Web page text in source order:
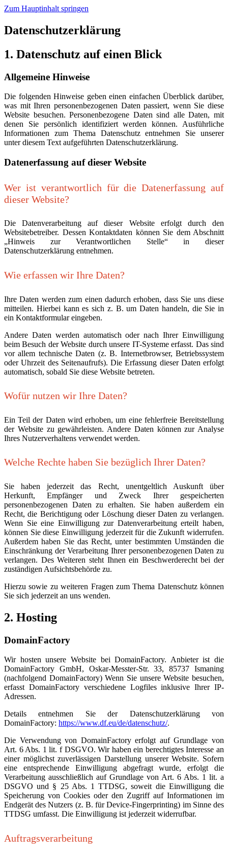
Zum Hauptinhalt springen
Datenschutz­erklärung
1. Datenschutz auf einen Blick
Allgemeine Hinweise
Die folgenden Hinweise geben einen einfachen Überblick darüber,
was mit Ihren personenbezogenen Daten passiert, wenn Sie diese
Website besuchen. Personenbezogene Daten sind alle Daten, mit
denen Sie persönlich identifiziert werden können. Ausführliche
Informationen zum Thema Datenschutz entnehmen Sie unserer
unter diesem Text aufgeführten Datenschutzerklärung.
Datenerfassung auf dieser Website
Wer ist verantwortlich für die Datenerfassung auf
dieser Website?
Die Datenverarbeitung auf dieser Website erfolgt durch den
Websitebetreiber. Dessen Kontaktdaten können Sie dem Abschnitt
„Hinweis zur Verantwortlichen Stelle“ in dieser
Datenschutzerklärung entnehmen.
Wie erfassen wir Ihre Daten?
Ihre Daten werden zum einen dadurch erhoben, dass Sie uns diese
mitteilen. Hierbei kann es sich z. B. um Daten handeln, die Sie in
ein Kontaktformular eingeben.
Andere Daten werden automatisch oder nach Ihrer Einwilligung
beim Besuch der Website durch unsere IT-Systeme erfasst. Das sind
vor allem technische Daten (z. B. Internetbrowser, Betriebssystem
oder Uhrzeit des Seitenaufrufs). Die Erfassung dieser Daten erfolgt
automatisch, sobald Sie diese Website betreten.
Wofür nutzen wir Ihre Daten?
Ein Teil der Daten wird erhoben, um eine fehlerfreie Bereitstellung
der Website zu gewährleisten. Andere Daten können zur Analyse
Ihres Nutzerverhaltens verwendet werden.
Welche Rechte haben Sie bezüglich Ihrer Daten?
Sie haben jederzeit das Recht, unentgeltlich Auskunft über
Herkunft, Empfänger und Zweck Ihrer gespeicherten
personenbezogenen Daten zu erhalten. Sie haben außerdem ein
Recht, die Berichtigung oder Löschung dieser Daten zu verlangen.
Wenn Sie eine Einwilligung zur Datenverarbeitung erteilt haben,
können Sie diese Einwilligung jederzeit für die Zukunft widerrufen.
Außerdem haben Sie das Recht, unter bestimmten Umständen die
Einschränkung der Verarbeitung Ihrer personenbezogenen Daten zu
verlangen. Des Weiteren steht Ihnen ein Beschwerderecht bei der
zuständigen Aufsichtsbehörde zu.
Hierzu sowie zu weiteren Fragen zum Thema Datenschutz können
Sie sich jederzeit an uns wenden.
2. Hosting
DomainFactory
Wir hosten unsere Website bei DomainFactory. Anbieter ist die
DomainFactory GmbH, Oskar-Messter-Str. 33, 85737 Ismaning
(nachfolgend DomainFactory) Wenn Sie unsere Website besuchen,
erfasst DomainFactory verschiedene Logfiles inklusive Ihrer IP-
Adressen.
Details entnehmen Sie der Datenschutzerklärung von
DomainFactory: https://www.df.eu/de/datenschutz/.
Die Verwendung von DomainFactory erfolgt auf Grundlage von
Art. 6 Abs. 1 lit. f DSGVO. Wir haben ein berechtigtes Interesse an
einer möglichst zuverlässigen Darstellung unserer Website. Sofern
eine entsprechende Einwilligung abgefragt wurde, erfolgt die
Verarbeitung ausschließlich auf Grundlage von Art. 6 Abs. 1 lit. a
DSGVO und § 25 Abs. 1 TTDSG, soweit die Einwilligung die
Speicherung von Cookies oder den Zugriff auf Informationen im
Endgerät des Nutzers (z. B. für Device-Fingerprinting) im Sinne des
TTDSG umfasst. Die Einwilligung ist jederzeit widerrufbar.
Auftragsverarbeitung